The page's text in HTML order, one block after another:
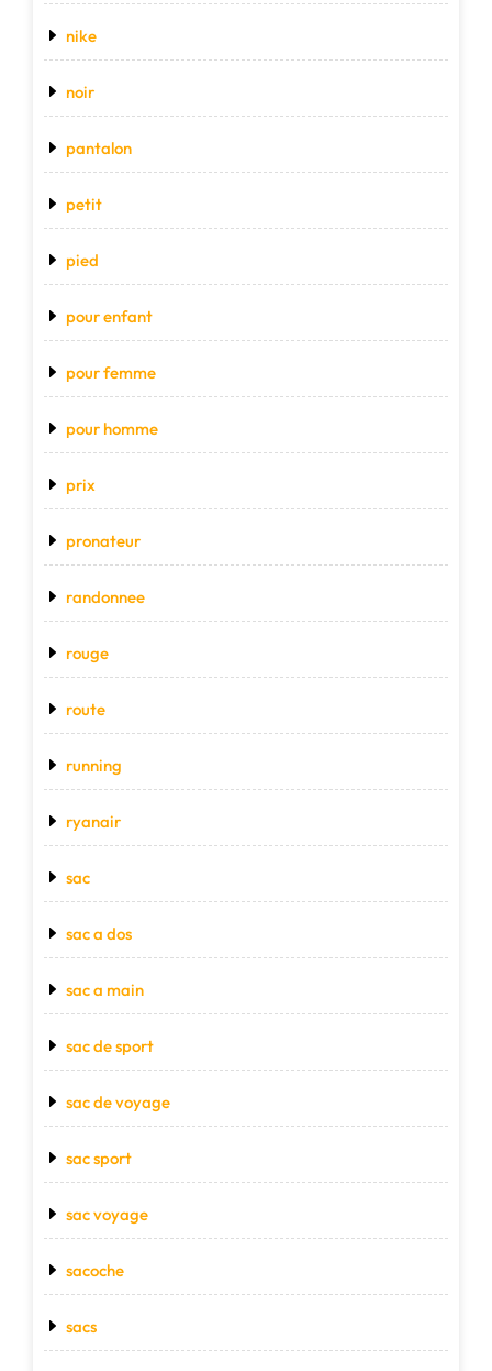
nike
noir
pantalon
petit
pied
pour enfant
pour femme
pour homme
prix
pronateur
randonnee
rouge
route
running
ryanair
sac
sac a dos
sac a main
sac de sport
sac de voyage
sac sport
sac voyage
sacoche
sacs